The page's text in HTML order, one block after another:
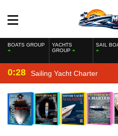
BOATS GROUP
YACHTS
GROUP
SAIL
0:28 Sailing Yacht Charter